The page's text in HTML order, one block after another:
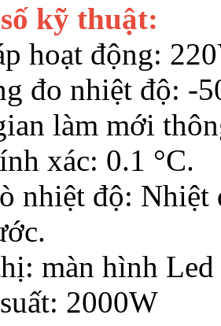
kỹ thuật:
hoạt động:
đo nhiệt độ: -
làm mới
xác: 0.1 °C.
nhiệt độ: Nhiệt
màn hình Led
2000W